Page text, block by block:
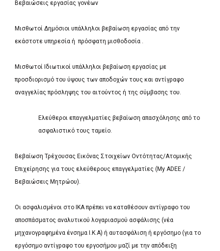
Βεβαιώσεις εργασίας γονέων
Μισθωτοί Δημόσιοι υπάλληλοι βεβαίωση εργασίας από την
εκάστοτε υπηρεσία ή πρόσφατη μισθοδοσία .
Μισθωτοί Ιδιωτικοί υπάλληλοι βεβαίωση εργασίας με
προσδιορισμό του ύψους των αποδοχών τους και αντίγραφο
αναγγελίας πρόσληψης του αιτούντος ή της σύμβασης του.
Ελεύθεροι επαγγελματίες βεβαίωση απασχόλησης από το
ασφαλιστικό τους ταμείο.
Βεβαίωση Τρέχουσας Εικόνας Στοιχείων Οντότητας/Ατομικής
Επιχείρησης για τους ελεύθερους επαγγελματίες (My ADEE /
Βεβαιώσεις Μητρώου).
Οι ασφαλισμένοι στο ΙΚΑ πρέπει να καταθέσουν αντίγραφο του
αποσπάσματος αναλυτικού λογαριασμού ασφάλισης (νέα
μηχανογραφημένα ένσημα Ι.Κ.Α) ή αυτασφάλιση ή εργόσημο (για το
εργόσημο αντίγραφο του εργοσήμου μαζί με την απόδειξη